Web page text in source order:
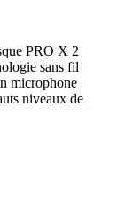
PRO X 2
sans fil
microphone
niveaux de